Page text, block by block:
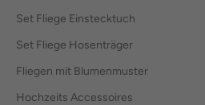
Set Fliege Einstecktuch
Set Fliege Hosenträger
Fliegen mit Blumenmuster
Hochzeits Accessoires